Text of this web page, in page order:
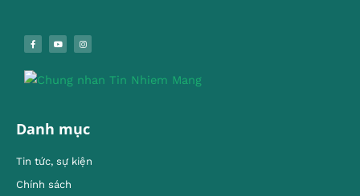
Danh mục
Tin tức, sự kiện
Chính sách